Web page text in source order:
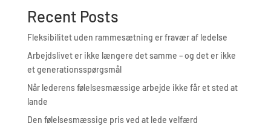
Recent Posts
Fleksibilitet uden rammesætning er fravær af ledelse
Arbejdslivet er ikke længere det samme – og det er ikke
et generationsspørgsmål
Når lederens følelsesmæssige arbejde ikke får et sted at
lande
Den følelsesmæssige pris ved at lede velfærd